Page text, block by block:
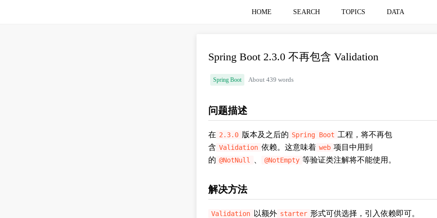
HOME SEARCH TOPICS DATA
Spring Boot 2.3.0 不再包含 Validation
Spring Boot About 439 words
问题描述
在 2.3.0 版本及之后的 Spring Boot 工程，将不再包
含 Validation 依赖。这意味着 web 项目中用到
的 @NotNull @NotEmpty 等验证类注解将不能使用。
解决方法
Validation 以额外 starter 形式可供选择，引入依赖即可。